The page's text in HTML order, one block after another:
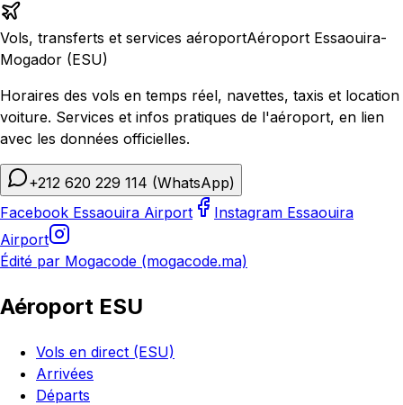
Vols, transferts et services aéroportAéroport Essaouira-
Mogador (ESU)
Horaires des vols en temps réel, navettes, taxis et location
voiture. Services et infos pratiques de l'aéroport, en lien
avec les données officielles.
+212 620 229 114 (WhatsApp)
Facebook Essaouira Airport
Instagram Essaouira
Airport
Édité par Mogacode (mogacode.ma)
Aéroport ESU
Vols en direct (ESU)
Arrivées
Départs